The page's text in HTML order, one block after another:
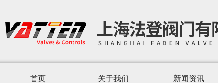
首页 关于我们 新闻资讯